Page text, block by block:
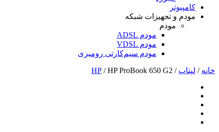
کامپیوتر
مودم و تجهیزات شبکه
مودم
مودم ADSL
مودم VDSL
مودم سیم‌کارتی رومیزی
خانه / لپتاپ /
HP / HP ProBook 650 G2